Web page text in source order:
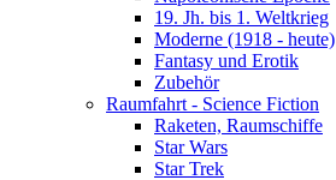
19. Jh. bis 1. Weltkrieg
Moderne (1918 - heute)
Fantasy und Erotik
Zubehör
Raumfahrt - Science Fiction
Raketen, Raumschiffe
Star Wars
Star Trek